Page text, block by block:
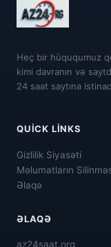
Heç bir hüququmuz
kimi davranın və
24 saat saytına
QUICK LINKS
Gizlilik Siyasəti
Məlumatların
Əlaqə
ƏLAQƏ
az24saat.org